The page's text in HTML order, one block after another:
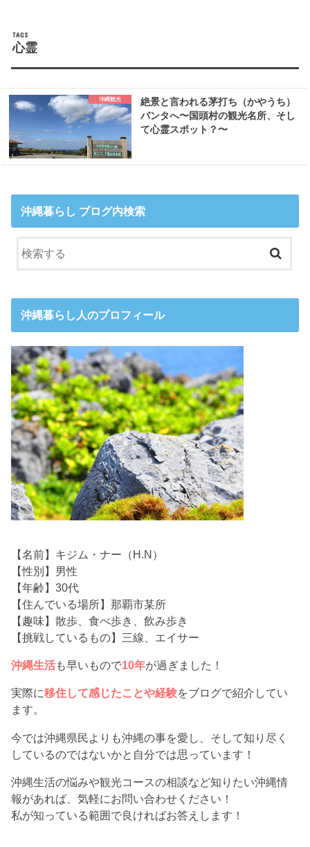
心霊
沖縄観光
絶景と言われる茅打ち（かやうち）
バンタへ〜国頭村の観光名所、そし
て心霊スポット？〜
沖縄暮らし ブログ内検索
沖縄暮らし人のプロフィール
【名前】キジム・ナー（H.N）
【性別】男性
【年齢】30代
【住んでいる場所】那覇市某所
【趣味】散歩、食べ歩き、飲み歩き
【挑戦しているもの】三線、エイサー
沖縄生活も早いもので10年が過ぎました！
実際に移住して感じたことや経験をブログで紹介してい
ます。
今では沖縄県民よりも沖縄の事を愛し、そして知り尽く
しているのではないかと自分では思っています！
沖縄生活の悩みや観光コースの相談など知りたい沖縄情
報があれば、気軽にお問い合わせください！
私が知っている範囲で良ければお答えします！